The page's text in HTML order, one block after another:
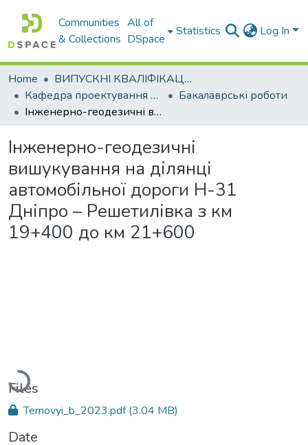
Communities
& Collections
All of
DSpace
Statistics Log In
Home
ВИПУСКНІ КВАЛІФІКАЦІЙНІ РОБОТИ
Кафедра проектування доріг, геодезії і землеустрою
Бакалаврські роботи
Інженерно-геодезичні вишукування на ділянці автомобільної дороги Н-31 Дніпро – Решетилівка з км 19+400 до км 21+600
Інженерно-геодезичні
вишукування на ділянці
автомобільної дороги Н-31
Дніпро – Решетилівка з км
19+400 до км 21+600
Loading...
Files
Ternovyi_b_2023.pdf(3.04 MB)
Date